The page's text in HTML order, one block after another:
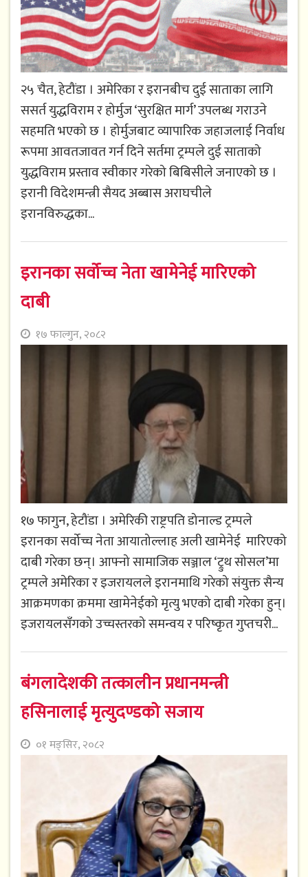
२५ चैत, हेटौंडा । अमेरिका र इरानबीच दुई साताका लागि
ससर्त युद्धविराम र होर्मुज ‘सुरक्षित मार्ग’ उपलब्ध गराउने
सहमति भएको छ । होर्मुजबाट व्यापारिक जहाजलाई निर्वाध
रूपमा आवतजावत गर्न दिने सर्तमा ट्रम्पले दुई साताको
युद्धविराम प्रस्ताव स्वीकार गरेको बिबिसीले जनाएको छ ।
इरानी विदेशमन्त्री सैयद अब्बास अराघचीले
इरानविरुद्धका...
इरानका सर्वोच्च नेता खामेनेई मारिएको
दाबी
१७ फाल्गुन, २०८२
१७ फागुन, हेटौंडा । अमेरिकी राष्ट्रपति डोनाल्ड ट्रम्पले
इरानका सर्वोच्च नेता आयातोल्लाह अली खामेनेई मारिएको
दाबी गरेका छन्। आफ्नो सामाजिक सञ्जाल ‘ट्रुथ सोसल’मा
ट्रम्पले अमेरिका र इजरायलले इरानमाथि गरेको संयुक्त सैन्य
आक्रमणका क्रममा खामेनेईको मृत्यु भएको दाबी गरेका हुन्।
इजरायलसँगको उच्चस्तरको समन्वय र परिष्कृत गुप्तचरी...
बंगलादेशकी तत्कालीन प्रधानमन्त्री
हसिनालाई मृत्युदण्डको सजाय
०१ मङ्सिर, २०८२